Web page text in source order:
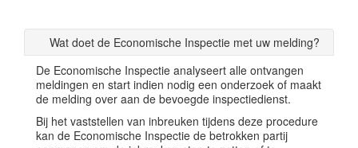
Wat doet de Economische Inspectie met uw melding?
De Economische Inspectie analyseert alle ontvangen
meldingen en start indien nodig een onderzoek of maakt
de melding over aan de bevoegde inspectiedienst.
Bij het vaststellen van inbreuken tijdens deze procedure
kan de Economische Inspectie de betrokken partij